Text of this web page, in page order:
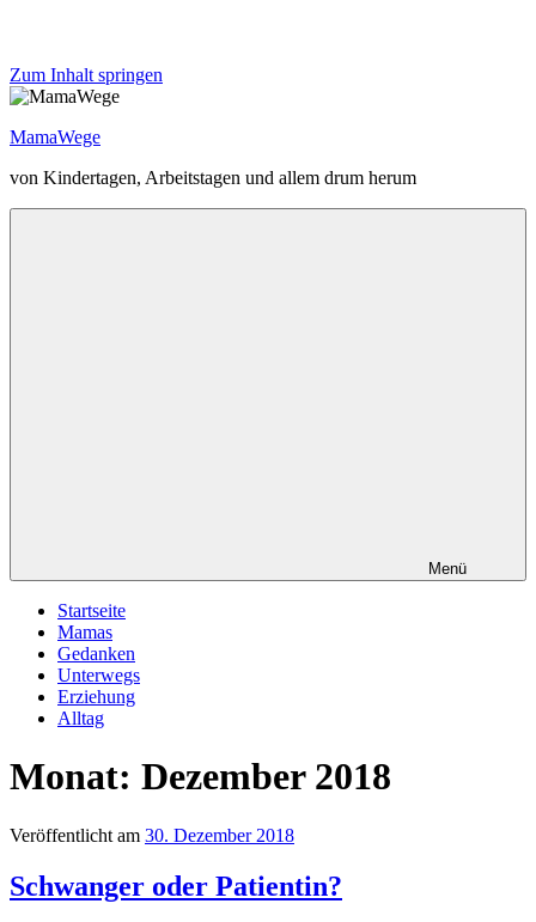
Zum Inhalt springen
MamaWege
von Kindertagen, Arbeitstagen und allem drum herum
Menü
Startseite
Mamas
Gedanken
Unterwegs
Erziehung
Alltag
Monat: Dezember 2018
Veröffentlicht am 30. Dezember 2018
Schwanger oder Patientin?